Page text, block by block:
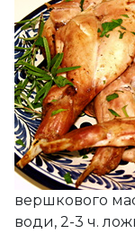
вершкового
води, 2-3 ч.